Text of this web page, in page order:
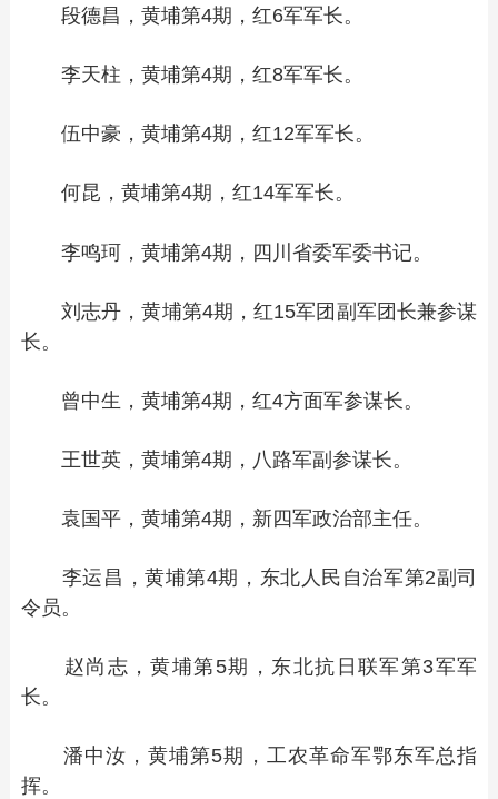
段德昌，黄埔第4期，红6军军长。
李天柱，黄埔第4期，红8军军长。
伍中豪，黄埔第4期，红12军军长。
何昆，黄埔第4期，红14军军长。
李鸣珂，黄埔第4期，四川省委军委书记。
刘志丹，黄埔第4期，红15军团副军团长兼参谋
长。
曾中生，黄埔第4期，红4方面军参谋长。
王世英，黄埔第4期，八路军副参谋长。
袁国平，黄埔第4期，新四军政治部主任。
李运昌，黄埔第4期，东北人民自治军第2副司
令员。
赵尚志，黄埔第5期，东北抗日联军第3军军
长。
潘中汝，黄埔第5期，工农革命军鄂东军总指
挥。